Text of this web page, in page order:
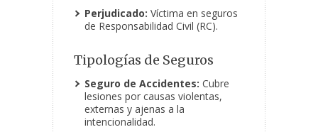
Perjudicado: Víctima en seguros
de Responsabilidad Civil (RC).
Tipologías de Seguros
Seguro de Accidentes: Cubre
lesiones por causas violentas,
externas y ajenas a la
intencionalidad.